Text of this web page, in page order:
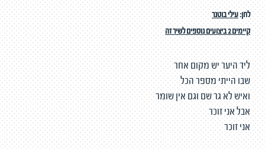
לחן:עילי בוטנר
קיימים 2 ביצועים נוספים לשיר זה
ליד היער יש מקום אחר
שבו הייתי מספר הכל
ואיש לא גר שם וגם אין שומר
אבל אני זוכר
אני זוכר